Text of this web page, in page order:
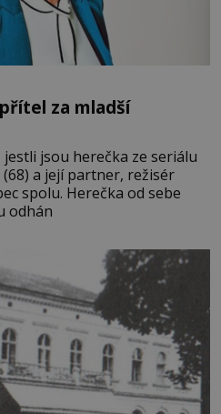
za mladší
jsou herečka ze seriálu
a její partner, režisér
od sebe
odhán